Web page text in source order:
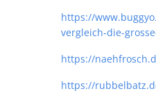
https://
vergleich-die-
https://
https://